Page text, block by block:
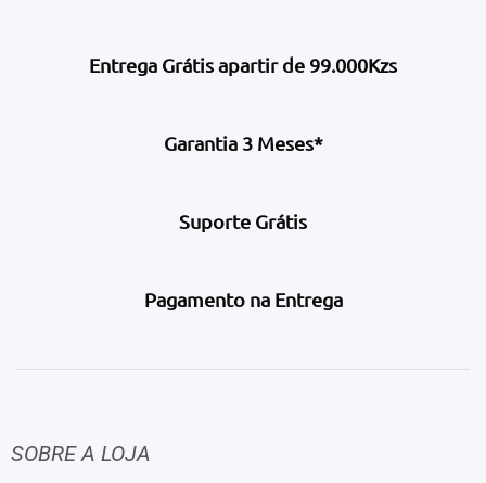
Entrega Grátis apartir de 99.000Kzs
Garantia 3 Meses*
Suporte Grátis
Pagamento na Entrega
SOBRE A LOJA